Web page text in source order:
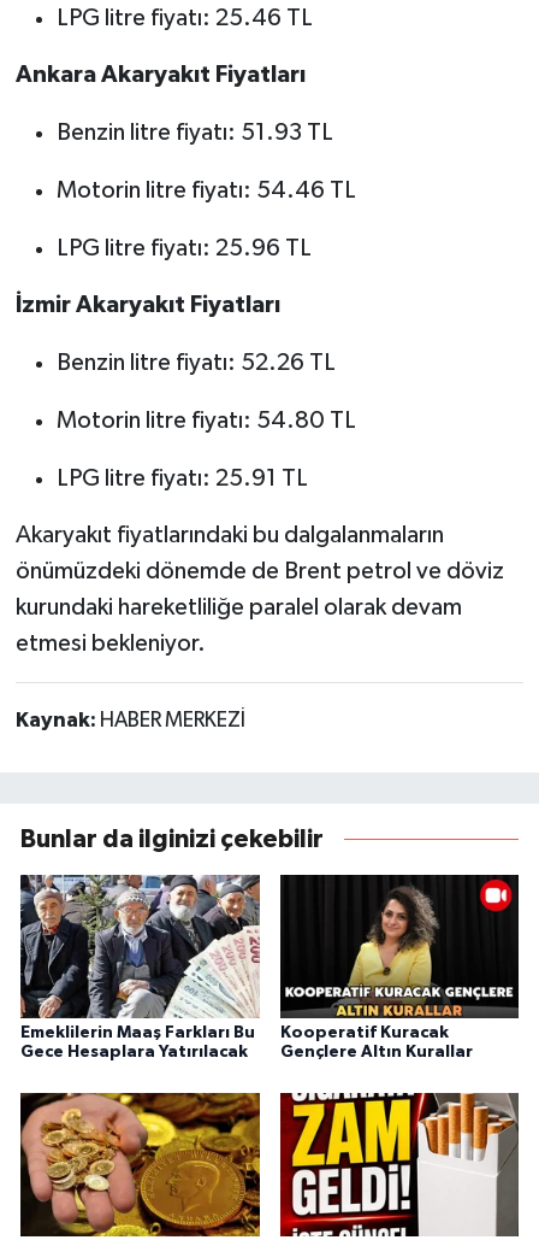
LPG litre fiyatı: 25.46 TL
Ankara Akaryakıt Fiyatları
Benzin litre fiyatı: 51.93 TL
Motorin litre fiyatı: 54.46 TL
LPG litre fiyatı: 25.96 TL
İzmir Akaryakıt Fiyatları
Benzin litre fiyatı: 52.26 TL
Motorin litre fiyatı: 54.80 TL
LPG litre fiyatı: 25.91 TL
Akaryakıt fiyatlarındaki bu dalgalanmaların
önümüzdeki dönemde de Brent petrol ve döviz
kurundaki hareketliliğe paralel olarak devam
etmesi bekleniyor.
Kaynak: HABER MERKEZİ
Bunlar da ilginizi çekebilir
Emeklilerin Maaş Farkları Bu
Gece Hesaplara Yatırılacak
Kooperatif Kuracak
Gençlere Altın Kurallar